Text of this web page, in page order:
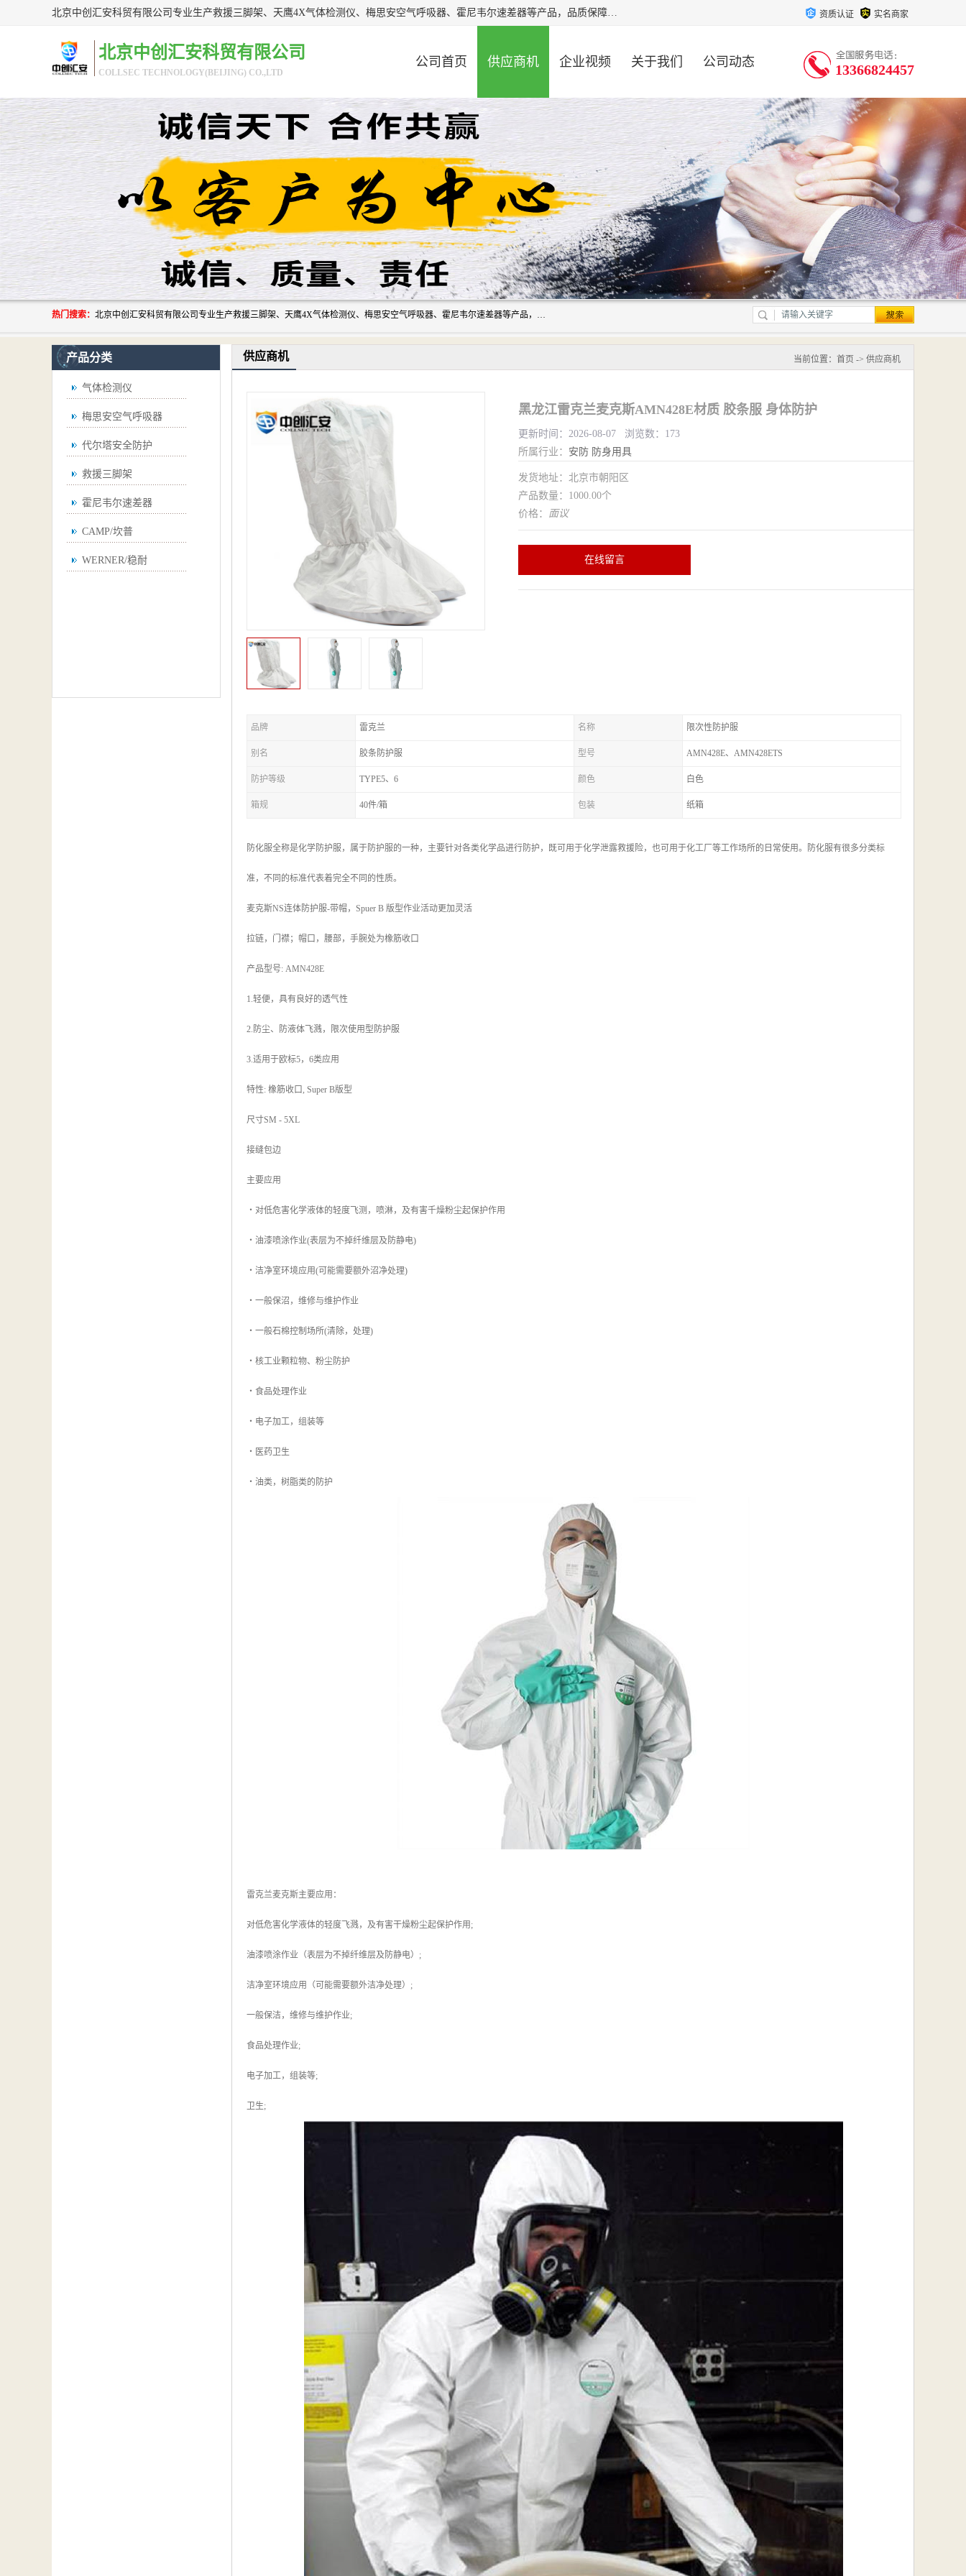
北京中创汇安科贸有限公司专业生产救援三脚架、天鹰4X气体检测仪、梅思安空气呼吸器、霍尼韦尔速差器等产品，品质保障，价格合理，欢迎在线致电咨询。 资质认证 实名商家
北京中创汇安科贸有限公司
COLLSEC TECHNOLOGY(BEIJING) CO.,LTD
公司首页 供应商机 企业视频 关于我们 公司动态 13366824457
热门搜索： 北京中创汇安科贸有限公司专业生产救援三脚架、天鹰4X气体检测仪、梅思安空气呼吸器、霍尼韦尔速差器等产品，品质保障，价格合理，欢迎在线致电咨询。
产品分类
气体检测仪
梅思安空气呼吸器
代尔塔安全防护
救援三脚架
霍尼韦尔速差器
CAMP/坎普
WERNER/稳耐
供应商机 当前位置： 首页 -> 供应商机
黑龙江雷克兰麦克斯AMN428E材质 胶条服 身体防护
更新时间：2026-08-07 浏览数：173
所属行业： 安防 防身用具
发货地址：北京市朝阳区
产品数量：1000.00个
价格： 面议
在线留言
品牌 雷克兰 名称 限次性防护服
别名 胶条防护服 型号 AMN428E、AMN428ETS
防护等级 TYPE5、6 颜色 白色
箱规 40件/箱 包装 纸箱
防化服全称是化学防护服，属于防护服的一种，主要针对各类化学品进行防护，既可用于化学泄露救援险，也可用于化工厂等工作场所的日常使用。防化服有很多分类标
准，不同的标准代表着完全不同的性质。
麦克斯NS连体防护服-带帽，Spuer B 版型作业活动更加灵活
拉链，门襟；帽口，腰部，手腕处为橡筋收口
产品型号: AMN428E
1.轻便，具有良好的透气性
2.防尘、防液体飞溅，限次使用型防护服
3.适用于欧标5，6类应用
特性: 橡筋收口, Super B版型
尺寸SM - 5XL
接缝包边
主要应用
・对低危害化学液体的轻度飞测，喷淋，及有害千燥粉尘起保护作用
・油漆喷涂作业(表层为不掉纤维层及防静电)
・洁净室环境应用(可能需要额外沼净处理)
・一般保沼，维修与维护作业
・一般石棉控制场所(清除，处理)
・核工业颗粒物、粉尘防护
・食品处理作业
・电子加工，组装等
・医药卫生
・油类，树脂类的防护
雷克兰麦克斯主要应用：
对低危害化学液体的轻度飞溅，及有害干燥粉尘起保护作用;
油漆喷涂作业（表层为不掉纤维层及防静电）;
洁净室环境应用（可能需要额外洁净处理）;
一般保洁，维修与维护作业;
食品处理作业;
电子加工，组装等;
卫生;